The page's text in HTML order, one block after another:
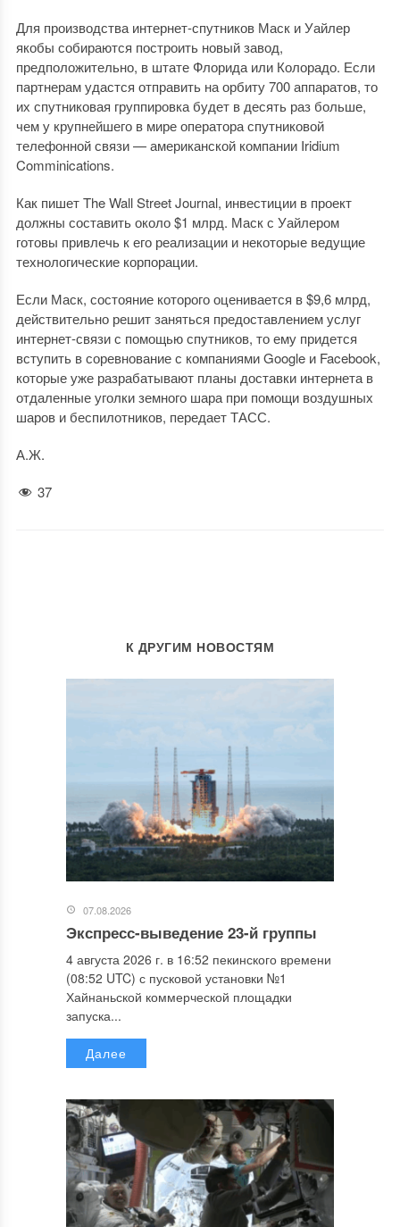
Для производства интернет-спутников Маск и Уайлер
якобы собираются построить новый завод,
предположительно, в штате Флорида или Колорадо. Если
партнерам удастся отправить на орбиту 700 аппаратов, то
их спутниковая группировка будет в десять раз больше,
чем у крупнейшего в мире оператора спутниковой
телефонной связи — американской компании Iridium
Comminications.
Как пишет The Wall Street Journal, инвестиции в проект
должны составить около $1 млрд. Маск с Уайлером
готовы привлечь к его реализации и некоторые ведущие
технологические корпорации.
Если Маск, состояние которого оценивается в $9,6 млрд,
действительно решит заняться предоставлением услуг
интернет-связи с помощью спутников, то ему придется
вступить в соревнование с компаниями Google и Facebook,
которые уже разрабатывают планы доставки интернета в
отдаленные уголки земного шара при помощи воздушных
шаров и беспилотников, передает ТАСС.
А.Ж.
37
К ДРУГИМ НОВОСТЯМ
07.08.2026
Экспресс-выведение 23-й группы
4 августа 2026 г. в 16:52 пекинского времени
(08:52 UTC) с пусковой установки №1
Хайнаньской коммерческой площадки
запуска...
Далее